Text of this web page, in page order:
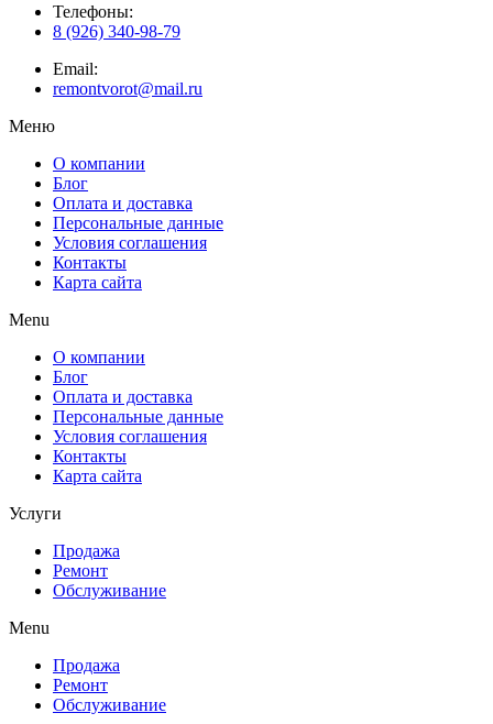
Телефоны:
8 (926) 340-98-79
Email:
remontvorot@mail.ru
Меню
О компании
Блог
Оплата и доставка
Персональные данные
Условия соглашения
Контакты
Карта сайта
Menu
О компании
Блог
Оплата и доставка
Персональные данные
Условия соглашения
Контакты
Карта сайта
Услуги
Продажа
Ремонт
Обслуживание
Menu
Продажа
Ремонт
Обслуживание